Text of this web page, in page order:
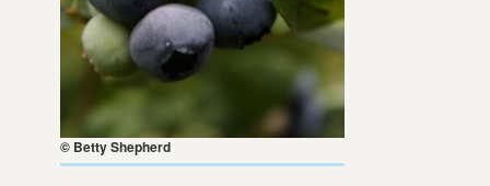
© Betty Shepherd